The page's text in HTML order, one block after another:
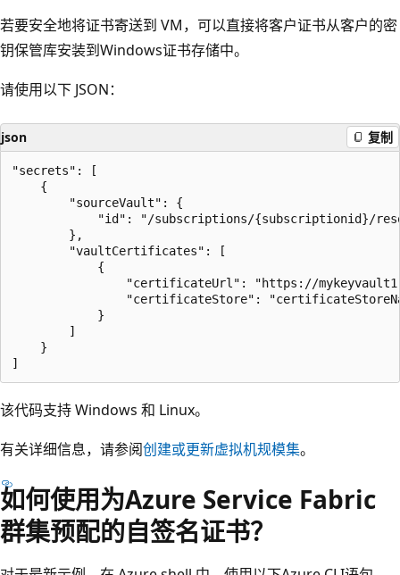
若要安全地将证书寄送到 VM，可以直接将客户证书从客户的密
钥保管库安装到Windows证书存储中。
请使用以下 JSON：
json 复制
"secrets": [
    {
        "sourceVault": {
"id": "/subscriptions/{subscriptionid}/
        },
        "vaultCertificates": [
            {
"certificateUrl": "https://
"certificateStore":
            }
        ]
    }
该代码支持 Windows 和 Linux。
有关详细信息，请参阅创建或更新虚拟机规模集。
如何使用为Azure Service Fabric
群集预配的自签名证书？